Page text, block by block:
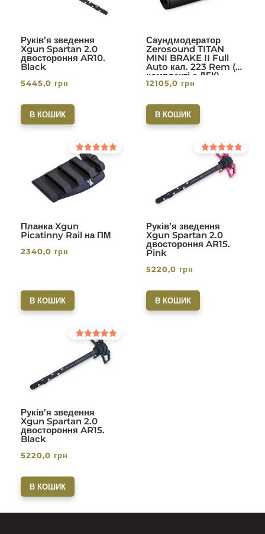
Руків’я зведення
Xgun Spartan 2.0
двостороння AR10.
Black
5445,0 грн
В КОШИК
Саундмодератор
Zerosound TITAN
MINI BRAKE II Full
Auto кал. 223 Rem (в
комплекті с ДГК)
різьба 1/2-28. Вlack
12105,0 грн
В КОШИК
Планка Xgun
Picatinny Rail на ПМ
Оцінено в
5.00
з 5
2340,0 грн
В КОШИК
Руків’я зведення
Xgun Spartan 2.0
двостороння AR15.
Pink
Оцінено в
з 5
5220,0 грн
В КОШИК
Руків’я зведення
Xgun Spartan 2.0
двостороння AR15.
Black
Оцінено в
з 5
5220,0 грн
В КОШИК